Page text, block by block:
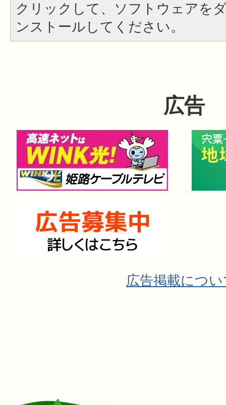
クリックして、ソフトウェアを
ンストールしてください。
広告
広告掲載につ